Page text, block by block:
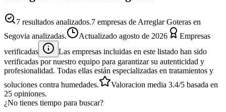
7 resultados analizados.7 empresas de Arreglar Goteras en
Segovia analizadas.
Actualizado agosto de 2026
Empresas
verificadas
Las empresas incluidas en este listado han sido
verificadas por nuestro equipo para garantizar su autenticidad y
profesionalidad. Todas ellas están especializadas en tratamientos y
soluciones contra humedades.
Valoracion media 3.4/5 basada en
25 opiniones.
¿No tienes tiempo para buscar?